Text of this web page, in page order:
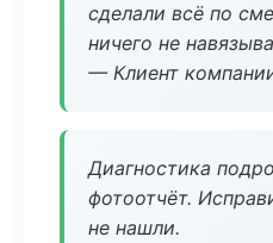
сделали всё по
ничего не
— Клиент
Диагностика
фотоотчёт.
не нашли.